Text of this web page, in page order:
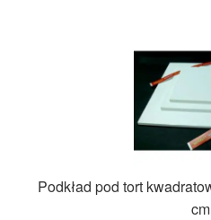
Podkład pod tort
cm